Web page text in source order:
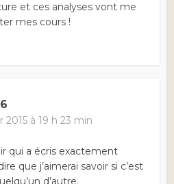
et ces analyses vont me
mes cours !
2015 à 19 h 23 min
qui a écris exactement
que j’aimerai savoir si c’est
d’autre.